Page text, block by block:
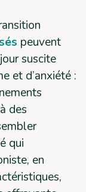
peuvent
suscite
et d’anxiété :
des
qui
en